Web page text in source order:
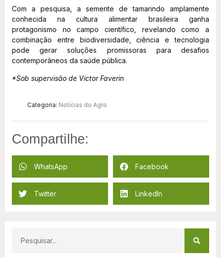
Com a pesquisa, a semente de tamarindo amplamente
conhecida na cultura alimentar brasileira ganha
protagonismo no campo científico, revelando como a
combinação entre biodiversidade, ciência e tecnologia
pode gerar soluções promissoras para desafios
contemporâneos da saúde pública.
*Sob supervisão de Victor Faverin
Categoria: Notícias do Agro
Compartilhe:
WhatsApp Facebook
Twitter LinkedIn